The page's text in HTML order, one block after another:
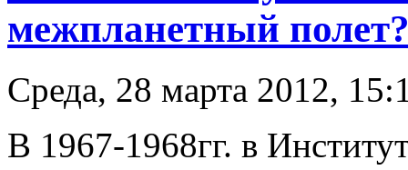
межпланетный
Среда, 28 марта 2012,
В 1967-1968гг. в